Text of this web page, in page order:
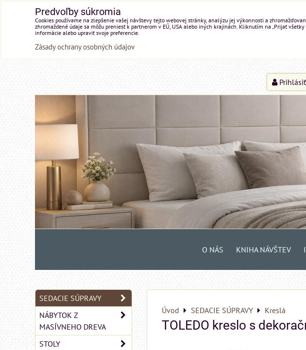
O NÁS KNIHA NÁVŠTEV
Úvod SEDACIE SÚPRAVY Kreslá
TOLEDO kreslo s
SEDACIE SÚPRAVY
NÁBYTOK Z
MASÍVNEHO DREVA
STOLY
Predvoľby súkromia
Cookies používame na zlepšenie vašej návštevy tejto webovej stránky, analýzu jej výkonnosti a
zhromaždené údaje sa môžu preniesť k partnerom v EÚ, USA alebo iných krajinách. Kliknutím na „Prijať
informácie alebo upraviť svoje preferencie.
Zásady ochrany osobných údajov